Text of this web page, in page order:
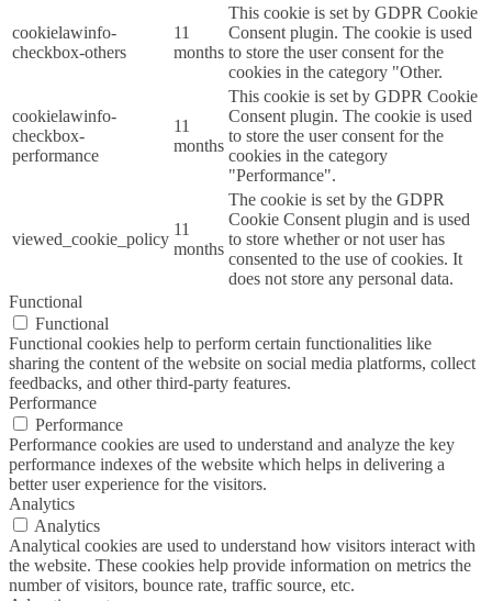
cookielawinfo-
checkbox-others
11
months
This cookie is set by GDPR Cookie
Consent plugin. The cookie is used
to store the user consent for the
cookies in the category "Other.
cookielawinfo-
checkbox-
performance
11
months
This cookie is set by GDPR Cookie
Consent plugin. The cookie is used
to store the user consent for the
cookies in the category
"Performance".
viewed_cookie_policy
11
months
The cookie is set by the GDPR
Cookie Consent plugin and is used
to store whether or not user has
consented to the use of cookies. It
does not store any personal data.
Functional
Functional
Functional cookies help to perform certain functionalities like
sharing the content of the website on social media platforms, collect
feedbacks, and other third-party features.
Performance
Performance
Performance cookies are used to understand and analyze the key
performance indexes of the website which helps in delivering a
better user experience for the visitors.
Analytics
Analytics
Analytical cookies are used to understand how visitors interact with
the website. These cookies help provide information on metrics the
number of visitors, bounce rate, traffic source, etc.